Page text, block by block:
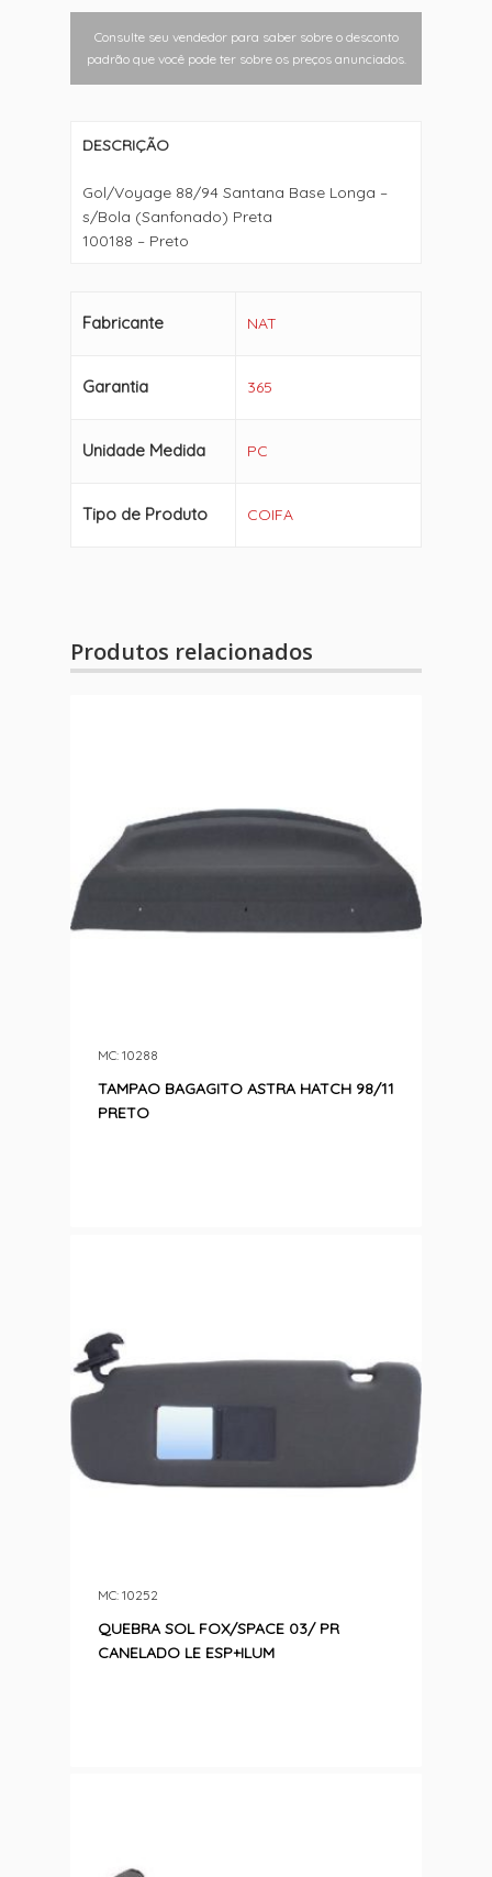
Consulte seu vendedor para saber sobre o desconto
padrão que você pode ter sobre os preços anunciados.
DESCRIÇÃO
Gol/Voyage 88/94 Santana Base Longa –
s/Bola (Sanfonado) Preta
100188 – Preto
Fabricante NAT
Garantia 365
Unidade Medida PC
Tipo de Produto COIFA
Produtos relacionados
TAMPAO BAGAGITO ASTRA HATCH 98/11
PRETO
MC: 10288
QUEBRA SOL FOX/SPACE 03/ PR
CANELADO LE ESP+ILUM
MC: 10252